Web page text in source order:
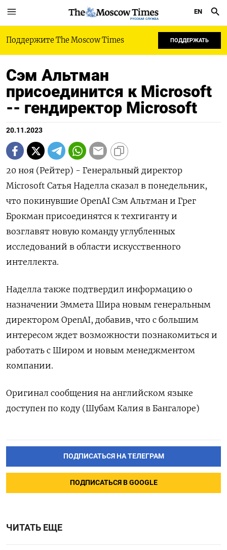
РУССКАЯ СЛУЖБА
EN
Поддержите The Moscow Times ПОДДЕРЖАТЬ
Сэм Альтман
присоединится к Microsoft
-- гендиректор Microsoft
20.11.2023
20 ноя (Рейтер) - Генеральный директор
Microsoft Сатья Наделла сказал в понедельник,
что покинувшие OpenAI Сэм Альтман и Грег
Брокман присоединятся к техгиганту и
возглавят новую команду углубленных
исследований в области искусственного
интеллекта.
Наделла также подтвердил информацию о
назначении Эммета Шира новым генеральным
директором OpenAI, добавив, что с большим
интересом ждет возможности познакомиться и
работать с Широм и новым менеджментом
компании.
Оригинал сообщения на английском языке
доступен по коду (Шубам Калия в Бангалоре)
ПОДПИСАТЬСЯ НА ТЕЛЕГРАМ
ПОДПИСАТЬСЯ В GOOGLE
ЧИТАТЬ ЕЩЕ